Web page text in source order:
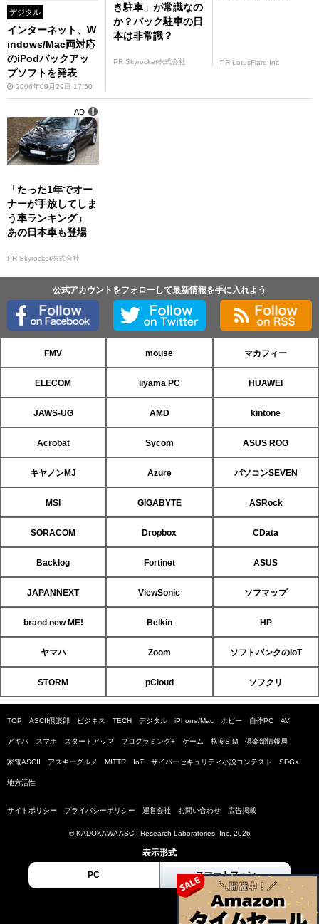
デジタル
インターネット、W
indows/Mac両対応
のiPodバックアッ
プソフトを発表
2006年09月29日 17:50
き駐車」が常識なの
か？バック駐車の日
本は非常識？
PR Skyrocket株式会社 PR LotusFlare Inc
「たった1年でオー
ナーが手放してしま
う車ランキング」
あの日本車も登場
PR Skyrocket株式会社
AD
公式アカウントをフォローして最新情報を手に入れよう
FMV mouse マカフィー
ELECOM iiyama PC HUAWEI
JAWS-UG AMD kintone
Acrobat Sycom ASUS ROG
キヤノンMJ Azure パソコンSEVEN
MSI GIGABYTE ASRock
SORACOM Dropbox CData
Backlog Fortinet ASUS
JAPANNEXT ViewSonic ソフマップ
brand new ME! Belkin HP
ヤマハ Zoom ソフトバンクのIoT
STORM pCloud ソフクリ
TOP ASCII倶楽部 ビジネス TECH デジタル iPhone/Mac ホビー 自作PC AV
アキバ スマホ スタートアップ プログラミング+ ゲーム 格安SIM 倶楽部情報局
家電ASCII アスキーグルメ MITTR IoT サイバーセキュリティ小説コンテスト SDGs
地方活性
サイトポリシー プライバシーポリシー 運営会社 お問い合わせ 広告掲載
© KADOKAWA ASCII Research Laboratories, Inc. 2026
表示形式
PC スマートフォン